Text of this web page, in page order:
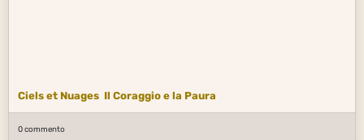
Ciels et Nuages Il Coraggio e la Paura
0 commento